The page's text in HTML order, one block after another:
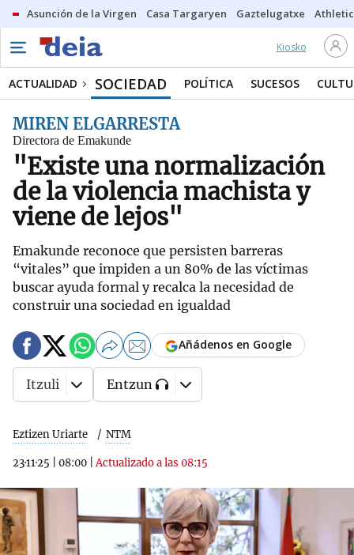
Asunción de la Virgen Casa Targaryen Gaztelugatxe Athletic
Kiosko
ACTUALIDAD SOCIEDAD POLÍTICA SUCESOS
MIREN ELGARRESTA
Directora de Emakunde
"Existe una normalización
de la violencia machista y
viene de lejos"
Emakunde reconoce que persisten barreras
“vitales” que impiden a un 80% de las víctimas
buscar ayuda formal y recalca la necesidad de
construir una sociedad en igualdad
Eztizen Uriarte NTM
23·11·25 08:00 |Actualizado a las 08:15
Añádenos en Google
Itzuli Entzun